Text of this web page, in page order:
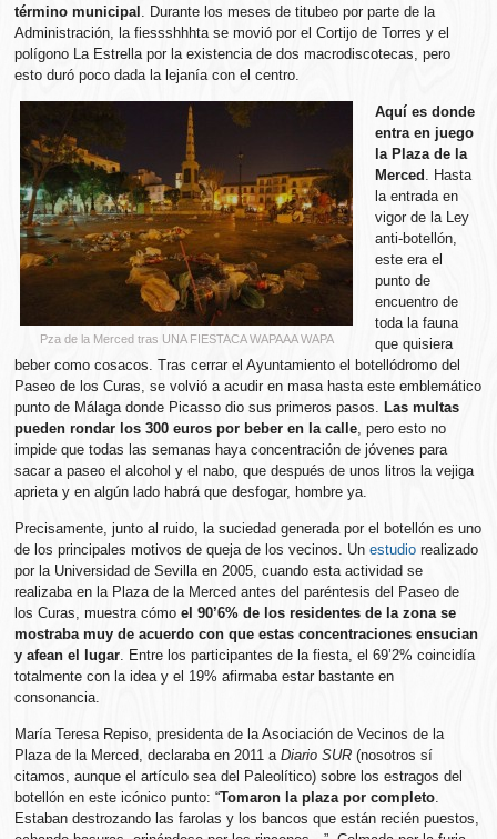
término municipal . Durante los meses de titubeo por parte de la
Administración, la fiessshhhta se movió por el Cortijo de Torres y el
polígono La Estrella por la existencia de dos macrodiscotecas, pero
esto duró poco dada la lejanía con el centro.
Pza de la Merced tras UNA FIESTACA WAPAAA WAPA
Aquí es donde
entra en juego
la Plaza de la
Merced . Hasta
la entrada en
vigor de la Ley
anti-botellón,
este era el
punto de
encuentro de
toda la fauna
que quisiera
beber como cosacos. Tras cerrar el Ayuntamiento el botellódromo del
Paseo de los Curas, se volvió a acudir en masa hasta este emblemático
punto de Málaga donde Picasso dio sus primeros pasos. Las multas
pueden rondar los 300 euros por beber en la calle, pero esto no
impide que todas las semanas haya concentración de jóvenes para
sacar a paseo el alcohol y el nabo, que después de unos litros la vejiga
aprieta y en algún lado habrá que desfogar, hombre ya.
Precisamente, junto al ruido, la suciedad generada por el botellón es uno
de los principales motivos de queja de los vecinos. Unestudio realizado
por la Universidad de Sevilla en 2005, cuando esta actividad se
realizaba en la Plaza de la Merced antes del paréntesis del Paseo de
los Curas, muestra cómoel 90’6% de los residentes de la zona se
mostraba muy de acuerdo con que estas concentraciones ensucian
y afean el lugar. Entre los participantes de la fiesta, el 69’2% coincidía
totalmente con la idea y el 19% afirmaba estar bastante en
consonancia.
María Teresa Repiso, presidenta de la Asociación de Vecinos de la
Plaza de la Merced, declaraba en 2011 aDiario SUR (nosotros sí
citamos, aunque el artículo sea del Paleolítico) sobre los estragos del
botellón en este icónico punto: “Tomaron la plaza por completo.
Estaban destrozando las farolas y los bancos que están recién puestos,